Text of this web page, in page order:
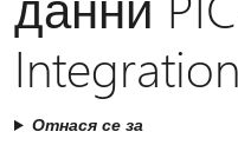
Отнася се за